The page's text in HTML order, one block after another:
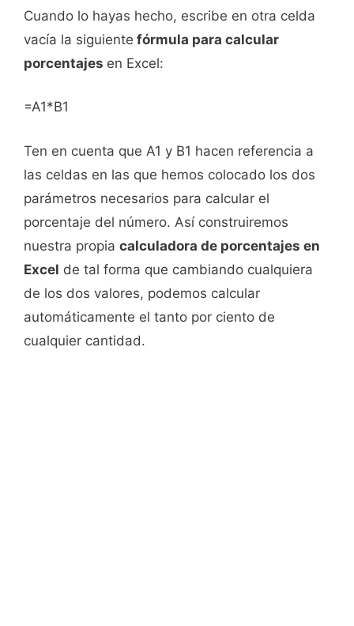
Cuando lo hayas hecho, escribe en otra celda
vacía la siguiente fórmula para calcular
porcentajes en Excel:
=A1*B1
Ten en cuenta que A1 y B1 hacen referencia a
las celdas en las que hemos colocado los dos
parámetros necesarios para calcular el
porcentaje del número. Así construiremos
nuestra propia calculadora de porcentajes en
Excel de tal forma que cambiando cualquiera
de los dos valores, podemos calcular
automáticamente el tanto por ciento de
cualquier cantidad.